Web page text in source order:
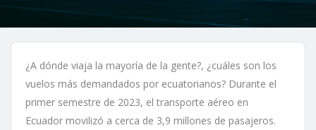
¿A dónde viaja la mayoría de la gente?, ¿cuáles son los
vuelos más demandados por ecuatorianos? Durante el
primer semestre de 2023, el transporte aéreo en
Ecuador movilizó a cerca de 3,9 millones de pasajeros.